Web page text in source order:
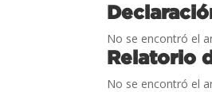
No se encontró el
Relatorio
No se encontró el